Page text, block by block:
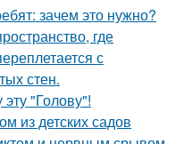
зачем это нужно?
где
с
стен.
"Голову"!
из детских садов